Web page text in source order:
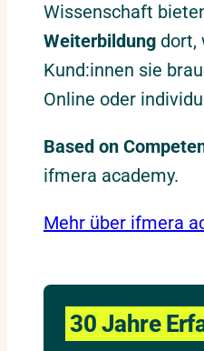
Wissenschaft
Weiterbildung dort,
Kund:innen sie
Online oder
Based on
ifmera academy.
Mehr über ifmera
30 Jahre